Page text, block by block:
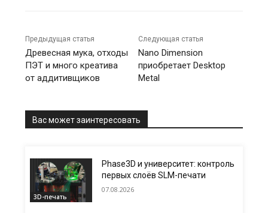
Предыдущая статья
Древесная мука, отходы
ПЭТ и много креатива
от аддитивщиков
Следующая статья
Nano Dimension
приобретает Desktop
Metal
Вас может заинтересовать
3D-печать
Phase3D и университет: контроль
первых слоёв SLM-печати
07.08.2026